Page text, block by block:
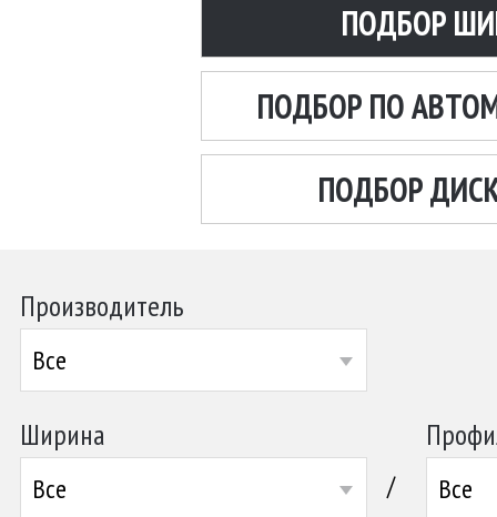
ПОДБОР
ПОДБОР ПО
ПОДБОР
Производитель
Все
Ширина
Все / Все